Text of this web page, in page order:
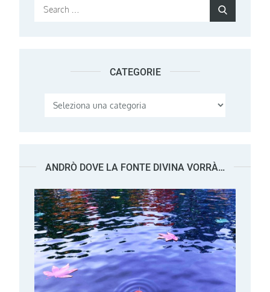
Search
CATEGORIE
Categorie
ANDRÒ DOVE LA FONTE DIVINA VORRÀ…